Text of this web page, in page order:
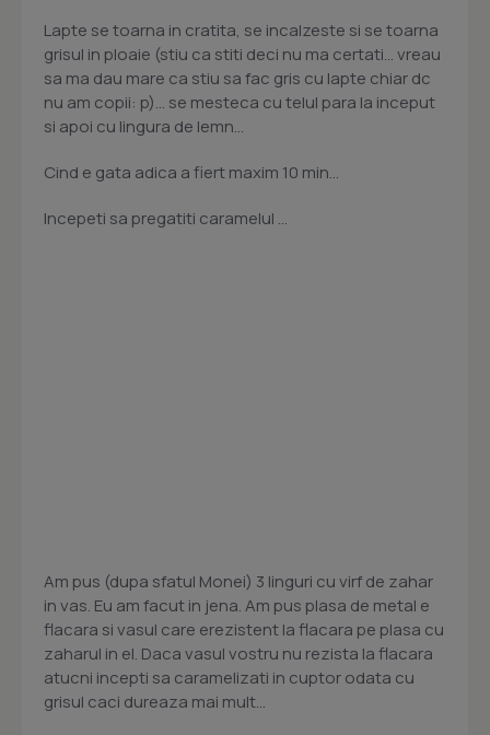
Lapte se toarna in cratita, se incalzeste si se toarna
grisul in ploaie (stiu ca stiti deci nu ma certati... vreau
sa ma dau mare ca stiu sa fac gris cu lapte chiar dc
nu am copii: p)... se mesteca cu telul para la inceput
si apoi cu lingura de lemn...
Cind e gata adica a fiert maxim 10 min...
Incepeti sa pregatiti caramelul ...
Am pus (dupa sfatul Monei) 3 linguri cu virf de zahar
in vas. Eu am facut in jena. Am pus plasa de metal e
flacara si vasul care erezistent la flacara pe plasa cu
zaharul in el. Daca vasul vostru nu rezista la flacara
atucni incepti sa caramelizati in cuptor odata cu
grisul caci dureaza mai mult...